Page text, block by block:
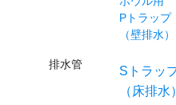
排水管
Pトラップ
（壁排水）
Sトラッ
（床排水）